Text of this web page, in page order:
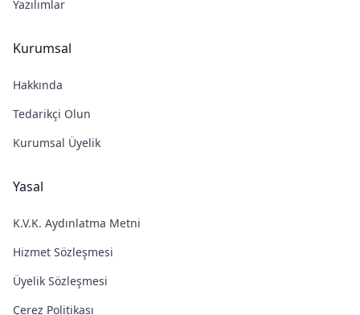
Yazılımlar
Kurumsal
Hakkında
Tedarikçi Olun
Kurumsal Üyelik
Yasal
K.V.K. Aydınlatma Metni
Hizmet Sözleşmesi
Üyelik Sözleşmesi
Çerez Politikası